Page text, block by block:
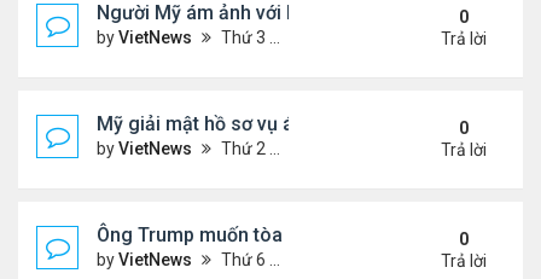
Người Mỹ ám ảnh với hồ sơ Epstein
byVietNews Thứ 3 Tháng 7 22, 2025 5:08 pm
0
Trả lời
Mỹ giải mật hồ sơ vụ ám sát Martin Luther King Jr.
byVietNews Thứ 2 Tháng 7 21, 2025 5:36 pm
0
Trả lời
Ông Trump muốn tòa cho phép công bố hồ sơ về
byVietNews Thứ 6 Tháng 7 18, 2025 3:50 pm
0
Trả lời